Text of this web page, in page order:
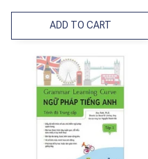
ADD TO CART